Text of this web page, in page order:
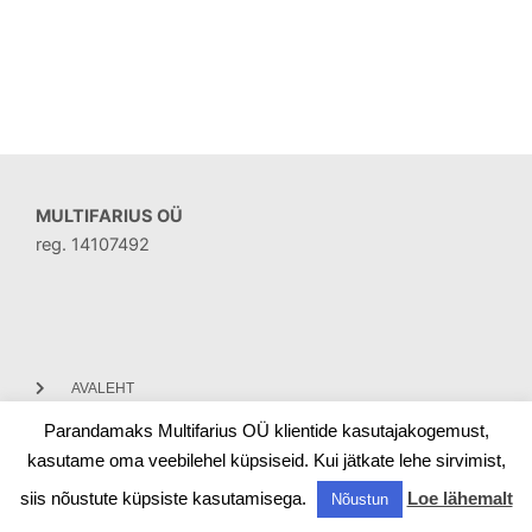
MULTIFARIUS OÜ
reg. 14107492
AVALEHT
KONTAKT
Parandamaks Multifarius OÜ klientide kasutajakogemust,
kasutame oma veebilehel küpsiseid. Kui jätkate lehe sirvimist,
siis nõustute küpsiste kasutamisega.
Nõustun Loe lähemalt